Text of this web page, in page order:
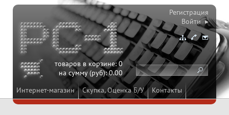
Интернет-магазин Скупка, Оценка Б/У Контакты
товаров в корзине:0
на сумму (руб):0.00
Регистрация
Войти ▸